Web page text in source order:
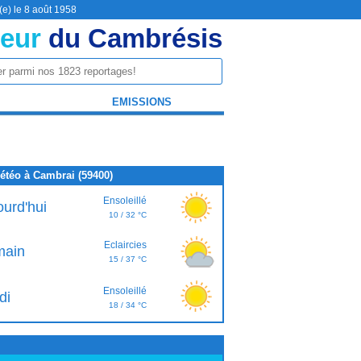
le 8 août 1958
du Cambrésis
EMISSIONS
à Cambrai (59400)
Ensoleillé
10 / 32 °C
Eclaircies
15 / 37 °C
Ensoleillé
18 / 34 °C